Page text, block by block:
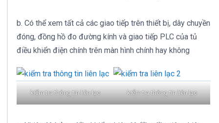
b. Có thể xem tất cả các giao tiếp trên thiết bị, dây chuyền
đóng, đồng hồ đo đường kính và giao tiếp PLC của tủ
điều khiển điện chính trên màn hình chính hay không
kiểm tra thông tin liên lạc kiểm tra thông tin liên lạc